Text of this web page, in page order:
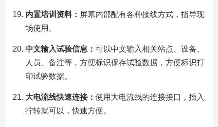
内置培训资料： 屏幕内部配有各种接线方式，指导现
场使用。
中文输入试验信息： 可以中文输入相关站点、设备、
人员、备注等，方便标识保存试验数据，方便标识打
印试验数据。
大电流线快速连接： 使用大电流线的连接接口，插入
拧转就可以，快速方便。